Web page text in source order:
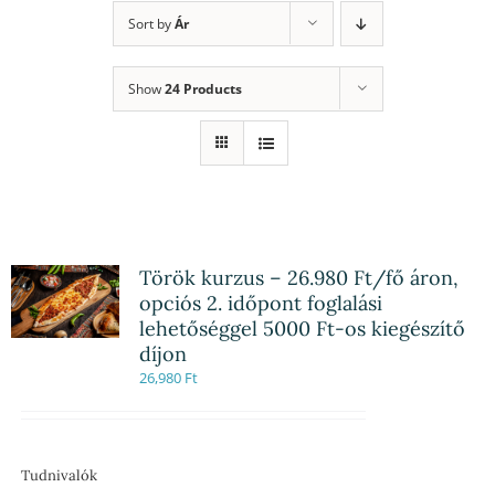
Sort byÁr
Show24 Products
Török kurzus – 26.980 Ft/fő áron,
opciós 2. időpont foglalási
lehetőséggel 5000 Ft-os kiegészítő
díjon
26,980 Ft
Tudnivalók